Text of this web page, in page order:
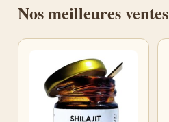
Nos meilleures ventes